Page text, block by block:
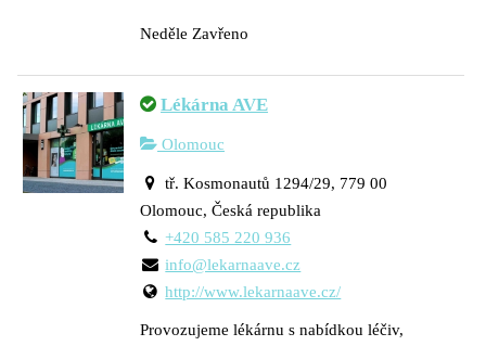
Neděle Zavřeno
Lékárna AVE
Olomouc
tř. Kosmonautů 1294/29, 779 00
Olomouc, Česká republika
+420 585 220 936
info@lekarnaave.cz
http://www.lekarnaave.cz/
Provozujeme lékárnu s nabídkou léčiv,